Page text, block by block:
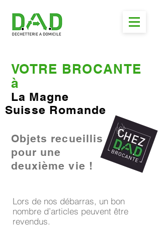
VOTRE BROCANTE
à
La Magne
Suisse Romande
Objets recueillis
pour une
deuxième vie !
Lors de nos débarras, un bon
nombre d’articles peuvent être
revendus.